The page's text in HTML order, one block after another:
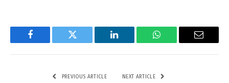
Facebook Twitter LinkedIn WhatsApp Email
PREVIOUS ARTICLE NEXT ARTICLE